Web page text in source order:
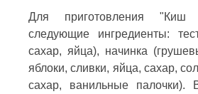
Для приготовления
следующие ингредиенты:
сахар, яйца), начинка
яблоки, сливки, яйца, сахар,
сахар, ванильные палочки).